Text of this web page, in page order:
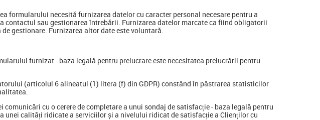
formularului necesită furnizarea datelor cu caracter personal necesare pentru a
sau gestionarea întrebării. Furnizarea datelor marcate ca fiind obligatorii
gestionare. Furnizarea altor date este voluntară.
furnizat - baza legală pentru prelucrare este necesitatea prelucrării pentru
(articolul 6 alineatul (1) litera (f) din GDPR) constând în păstrarea statisticilor
cu o cerere de completare a unui sondaj de satisfacție - baza legală pentru
calități ridicate a serviciilor și a nivelului ridicat de satisfacție a Clienților cu